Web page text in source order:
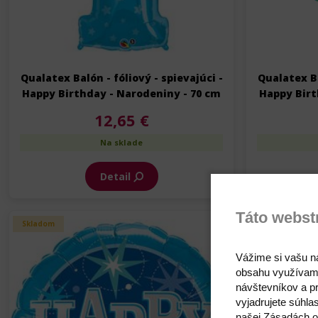
Qualatex Balón - fóliový - spievajúci -
Happy Birthday - Narodeniny - 70 cm
12,65 €
Na sklade
Detail
Qualatex
Happy
Skladom Skladom
Táto
Vážime si vašu
obsahu
návštevníkov a
vyjadrujete